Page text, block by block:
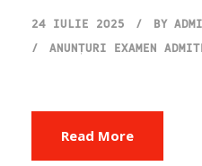
24 IULIE 2025 BY
ANUNȚURI EXAMEN
Read More